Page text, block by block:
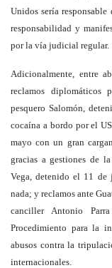
Unidos sería
responsabilidad y
por la vía judicial regular.
Adicionalmente, entre
reclamos diplomáticos
pesquero Salomón,
cocaína a bordo por el
mayo con un gran
gracias a gestiones de
Vega, detenido el 11 de
nada; y reclamos ante
canciller Antonio
Procedimiento para la
abusos contra la
internacionales.